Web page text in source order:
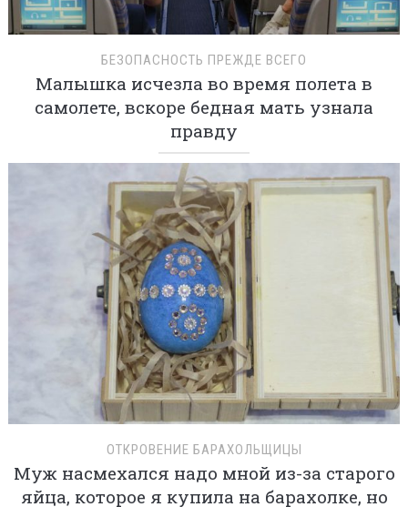
БЕЗОПАСНОСТЬ ПРЕЖДЕ ВСЕГО
Малышка исчезла во время полета в
самолете, вскоре бедная мать узнала
правду
ОТКРОВЕНИЕ БАРАХОЛЬЩИЦЫ
Муж насмехался надо мной из-за старого
яйца, которое я купила на барахолке, но